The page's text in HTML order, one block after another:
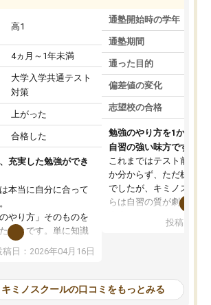
高1
4ヵ月～1年未満
大学入学共通テスト
対策
上がった
合格した
充実した勉強ができ
本当に自分に合って
やり方」そのものを
ことです。単に知識
なく、自学自習の習
並走してくれるの
。
稿日：2026年04月16日
通塾開始時の学年
通塾期間
通った目的
偏差値の変化
志望校の合格
勉強のやり方を1から教
自習の強い味方です。
これまではテスト前に何
か分からず、ただ机に座
でしたが、キミノスクー
らは自習の質が劇的に変
を明確にしてくれるの
の仕方をコーチングして
ルなので、家での学習習
投稿日：
キミノスクールの口コミをもっとみる